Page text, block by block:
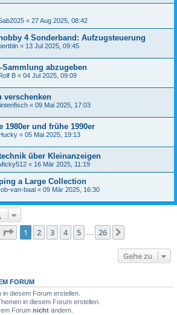
« 27 Aug 2025, 08:42
4 Sonderband: Aufzugsteuerung
« 13 Jul 2025, 09:45
Sammlung abzugeben
Rolf B « 04 Jul 2025, 09:09
verschenken
« 09 Mai 2025, 17:03
1980er und frühe 1990er
Hucky « 05 Mai 2025, 19:13
über Kleinanzeigen
« 16 Mär 2025, 11:19
a Large Collection
van-baal « 09 Mär 2025, 16:30
Seite 1von 26
1 2 3 4 5 26
Gehe zu
FORUM
in diesem Forum erstellen.
in diesem Forum erstellen.
Forum nicht ändern.